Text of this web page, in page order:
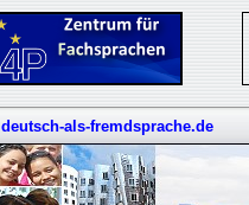
deutsch-als-fremdsprache.de